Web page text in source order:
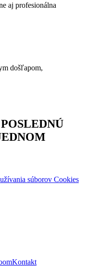
aj profesionálna
došľapom,
súborov Cookies
Kontakt